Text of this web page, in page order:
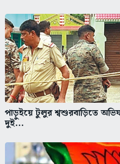
পাড়ুইয়ে টুলুর শ্বশুরবাড়িতে
দুই...